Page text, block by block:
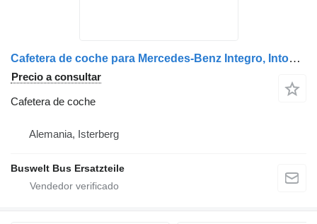
Cafetera de coche para Mercedes-Benz Integro, Intouro, O350, Tourismo, Travego autobús
Precio a consultar
Cafetera de coche
Alemania, Isterberg
Buswelt Bus Ersatzteile